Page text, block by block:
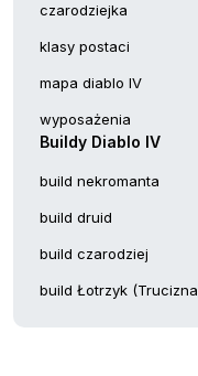
czarodziejka
klasy postaci
mapa diablo IV
wyposażenia
Buildy Diablo IV
build nekromanta
build druid
build czarodziej
build Łotrzyk